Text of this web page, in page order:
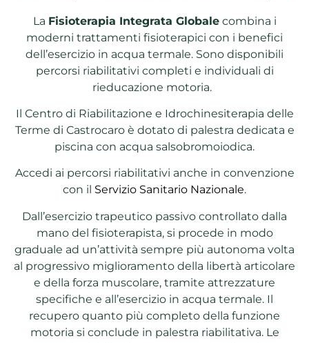
La Fisioterapia Integrata Globalecombina i
moderni trattamenti fisioterapici con i benefici
dell’esercizio in acqua termale. Sono disponibili
percorsi riabilitativi completi e individuali di
rieducazione motoria.
Il Centro di Riabilitazione e Idrochinesiterapia delle
Terme di Castrocaro è dotato di palestra dedicata e
piscina con acqua salsobromoiodica.
Accedi ai percorsi riabilitativi anche in convenzione
con il Servizio Sanitario Nazionale.
Dall’esercizio trapeutico passivo controllato dalla
mano del fisioterapista, si procede in modo
graduale ad un’attività sempre più autonoma volta
al progressivo miglioramento della libertà articolare
e della forza muscolare, tramite attrezzature
specifiche e all’esercizio in acqua termale. Il
recupero quanto più completo della funzione
motoria si conclude in palestra riabilitativa. Le